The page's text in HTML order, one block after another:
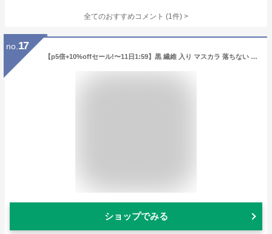
全てのおすすめコメント (1件) >
no. 17
【p5倍+10%offセール!〜11日1:59】黒 繊維 入り マスカラ 落ちない ボリューム お湯落ち お湯で落とせる ロング 美容液 まつ毛 ウォータープルーフ【ラグシア 映えマスカラ ロング＆ラスティング 1〜3本】
ショップでみる